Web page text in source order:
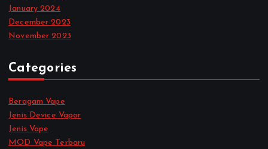
January 2024
December 2023
November 2023
Categories
Beragam Vape
Jenis Device Vapor
Jenis Vape
MOD Vape Terbaru